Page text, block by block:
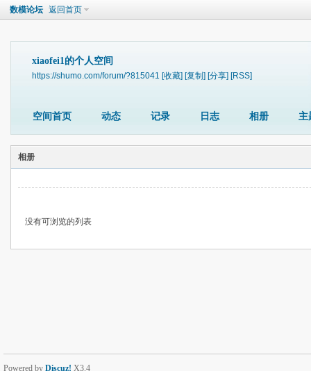
数模论坛 返回首页
xiaofei1的个人空间
https://shumo.com/forum/?815041 [收藏] [复制] [分享] [RSS]
空间首页 动态 记录 日志 相册 主
相册
没有可浏览的列表
Powered by Discuz! X3.4